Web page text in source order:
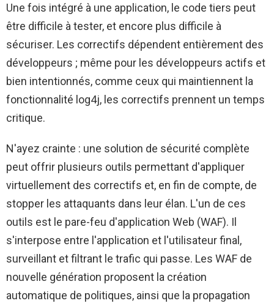
Une fois intégré à une application, le code tiers peut
être difficile à tester, et encore plus difficile à
sécuriser. Les correctifs dépendent entièrement des
développeurs ; même pour les développeurs actifs et
bien intentionnés, comme ceux qui maintiennent la
fonctionnalité log4j, les correctifs prennent un temps
critique.
N'ayez crainte : une solution de sécurité complète
peut offrir plusieurs outils permettant d'appliquer
virtuellement des correctifs et, en fin de compte, de
stopper les attaquants dans leur élan. L'un de ces
outils est le pare-feu d'application Web (WAF). Il
s'interpose entre l'application et l'utilisateur final,
surveillant et filtrant le trafic qui passe. Les WAF de
nouvelle génération proposent la création
automatique de politiques, ainsi que la propagation